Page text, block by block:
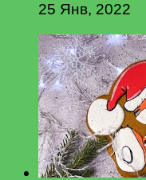
25 Янв, 2022